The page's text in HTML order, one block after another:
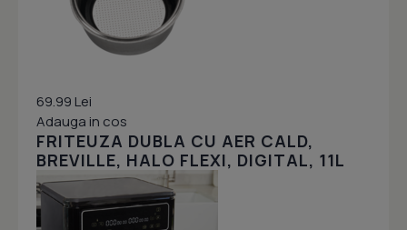
69.99 Lei
Adauga in cos
FRITEUZA DUBLA CU AER CALD,
BREVILLE, HALO FLEXI, DIGITAL, 11L